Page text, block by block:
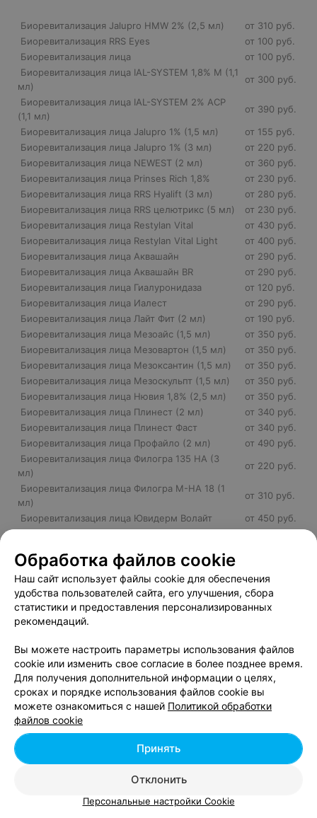
Биоревитализация Jalupro НМW 2% (2,5 мл)
от 310 руб.
Биоревитализация RRS Eyеs
от 100 руб.
Биоревитализация лица
от 100 руб.
Биоревитализация лица IAL-SYSTEM 1,8% М (1,1
мл)
от 300 руб.
Биоревитализация лица IAL-SYSTEM 2% АСР
(1,1 мл)
от 390 руб.
Биоревитализация лица Jalupro 1% (1,5 мл)
от 155 руб.
Биоревитализация лица Jalupro 1% (3 мл)
от 220 руб.
Биоревитализация лица NEWEST (2 мл)
от 360 руб.
Биоревитализация лица Prinses Rich 1,8%
от 230 руб.
Биоревитализация лица RRS Hyalift (3 мл)
от 280 руб.
Биоревитализация лица RRS целютрикс (5 мл)
от 230 руб.
Биоревитализация лица Restylan Vital
от 430 руб.
Биоревитализация лица Restylan Vital Light
от 400 руб.
Биоревитализация лица Аквашайн
от 290 руб.
Биоревитализация лица Аквашайн BR
от 290 руб.
Биоревитализация лица Гиалуронидаза
от 120 руб.
Биоревитализация лица Иалест
от 290 руб.
Биоревитализация лица Лайт Фит (2 мл)
от 190 руб.
Биоревитализация лица Мезоайс (1,5 мл)
от 350 руб.
Биоревитализация лица Мезовартон (1,5 мл)
от 350 руб.
Биоревитализация лица Мезоксантин (1,5 мл)
от 350 руб.
Биоревитализация лица Мезоскульпт (1,5 мл)
от 350 руб.
Биоревитализация лица Нювия 1,8% (2,5 мл)
от 350 руб.
Биоревитализация лица Плинест (2 мл)
от 340 руб.
Биоревитализация лица Плинест Фаст
от 340 руб.
Биоревитализация лица Профайло (2 мл)
от 490 руб.
Биоревитализация лица Филогра 135 HA (3
мл)
от 220 руб.
Биоревитализация лица Филогра M-HA 18 (1
мл)
от 310 руб.
Биоревитализация лица Ювидерм Волайт
от 450 руб.
Добавить компанию
О проекте
Обработка файлов cookie
Наш сайт использует файлы cookie для обеспечения
удобства пользователей сайта, его улучшения, сбора
статистики и предоставления персонализированных
рекомендаций.
Вы можете настроить параметры использования файлов
cookie или изменить свое согласие в более позднее время.
Для получения дополнительной информации о целях,
сроках и порядке использования файлов cookie вы
можете ознакомиться с нашей Политикой обработки
файлов cookie
Отклонить
Принять
Персональные настройки Cookie